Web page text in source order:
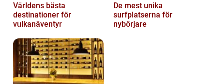
Världens bästa
destinationer för
vulkanäventyr
De mest unika
surfplatserna för
nybörjare